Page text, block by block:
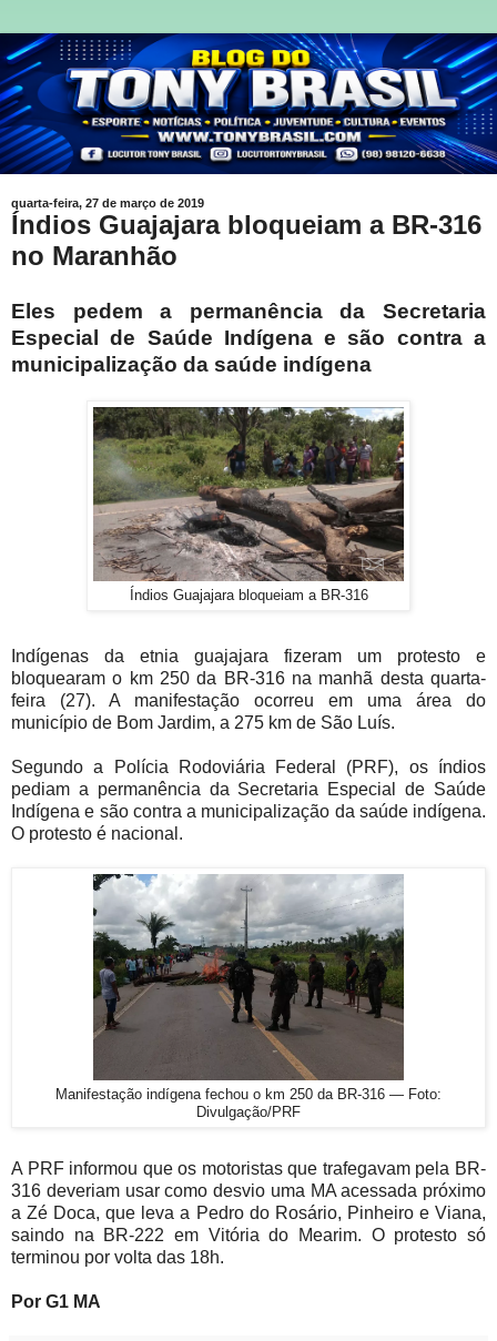
quarta-feira, 27 de março de 2019
Índios Guajajara bloqueiam a BR-316
no Maranhão
Eles pedem a permanência da Secretaria
Especial de Saúde Indígena e são contra a
municipalização da saúde indígena
Índios Guajajara bloqueiam a BR-316
Indígenas da etnia guajajara fizeram um protesto e
bloquearam o km 250 da BR-316 na manhã desta quarta-
feira (27). A manifestação ocorreu em uma área do
município de Bom Jardim, a 275 km de São Luís.
Segundo a Polícia Rodoviária Federal (PRF), os índios
pediam a permanência da Secretaria Especial de Saúde
Indígena e são contra a municipalização da saúde indígena.
O protesto é nacional.
Manifestação indígena fechou o km 250 da BR-316 — Foto:
Divulgação/PRF
A PRF informou que os motoristas que trafegavam pela BR-
316 deveriam usar como desvio uma MA acessada próximo
a Zé Doca, que leva a Pedro do Rosário, Pinheiro e Viana,
saindo na BR-222 em Vitória do Mearim. O protesto só
terminou por volta das 18h.
Por G1 MA